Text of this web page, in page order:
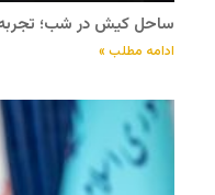
ساحل کیش در شب؛
ادامه مطلب »